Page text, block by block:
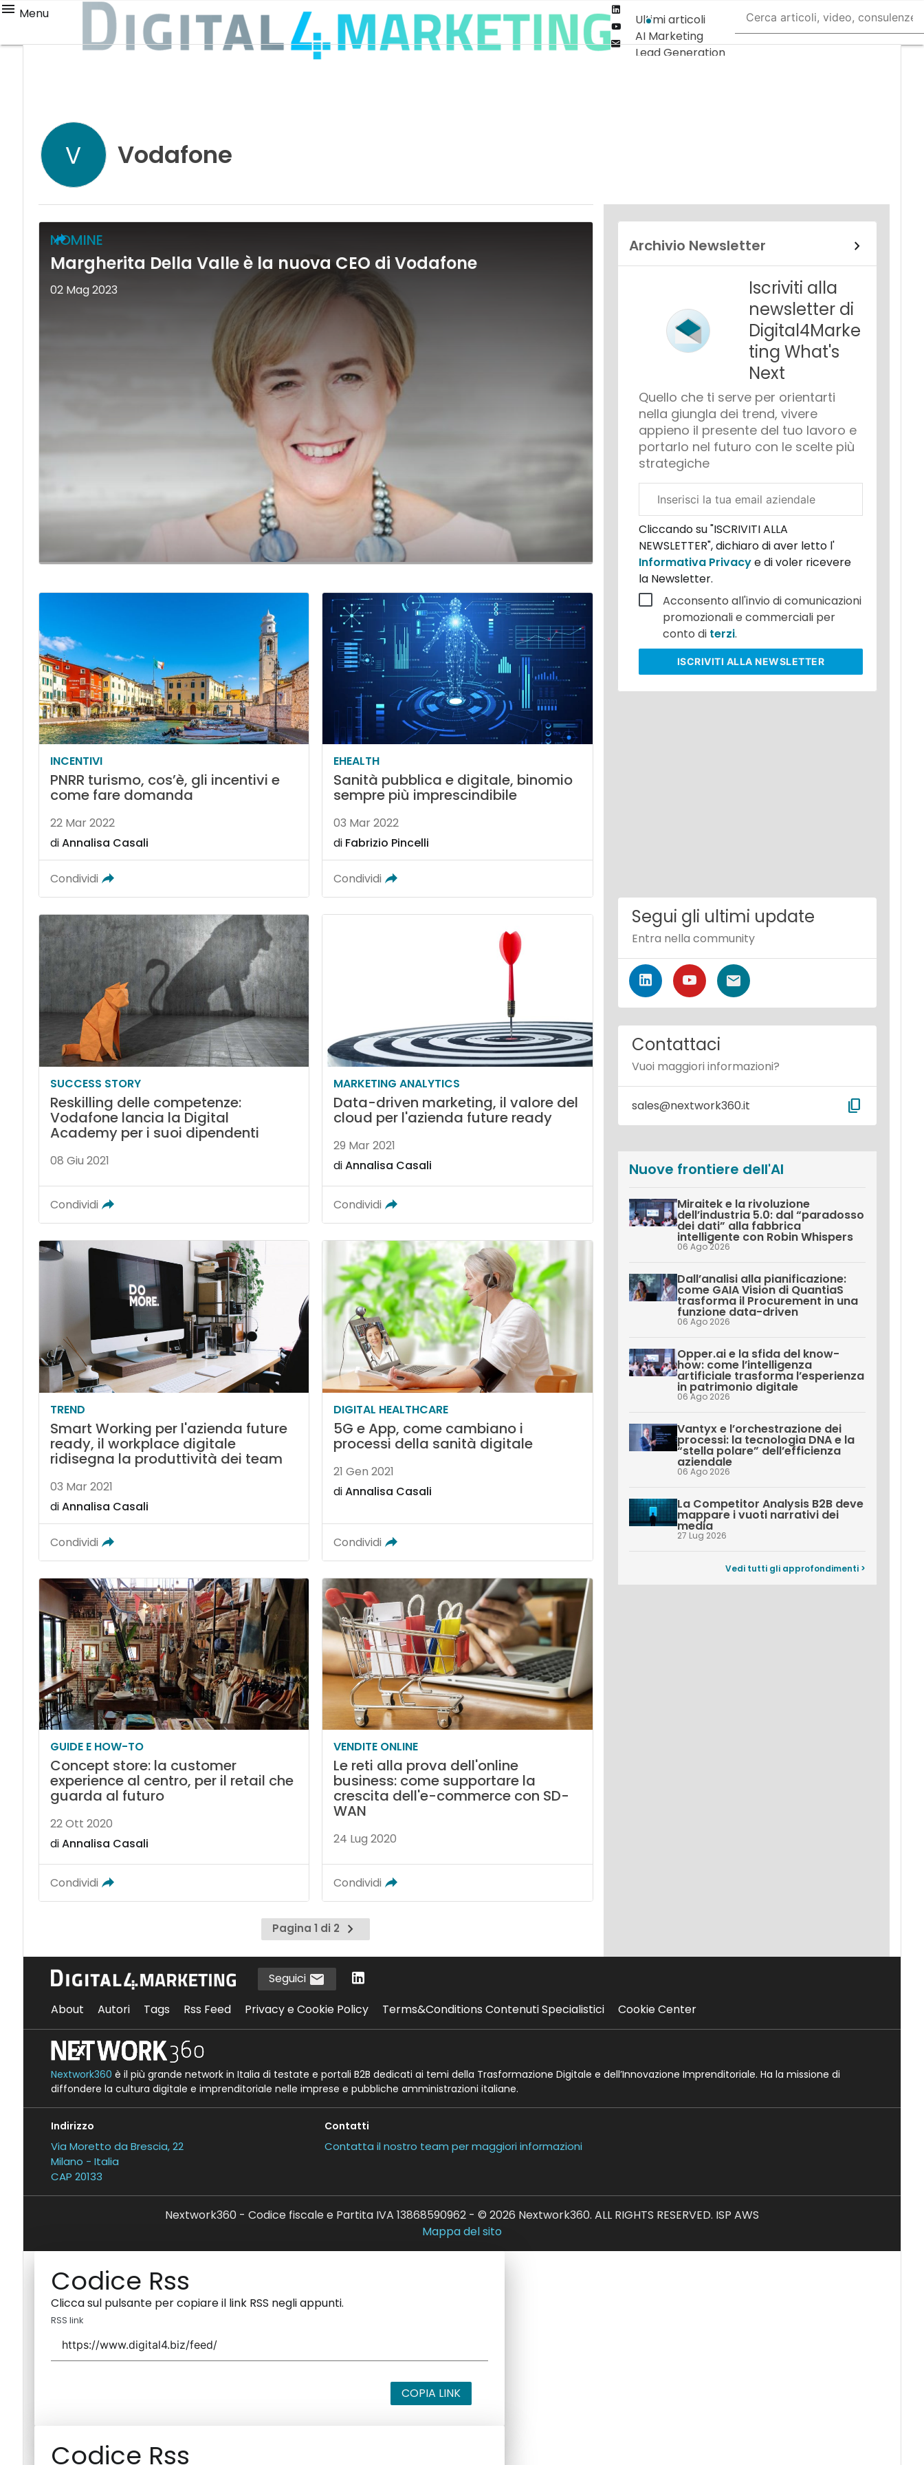
Menu
Youtube-
play
Email
Ultimi articoli
AI Marketing
Lead Generation
V Vodafone
NOMINE
Margherita Della Valle è la nuova CEO di Vodafone
02 Mag 2023
INCENTIVI
PNRR turismo, cos’è, gli incentivi e
come fare domanda
22 Mar 2022
diAnnalisa Casali
Condividi
EHEALTH
Sanità pubblica e digitale, binomio
sempre più imprescindibile
03 Mar 2022
di Fabrizio Pincelli
Condividi
SUCCESS STORY
Reskilling delle competenze:
Vodafone lancia la Digital
Academy per i suoi dipendenti
08 Giu 2021
Condividi
MARKETING ANALYTICS
Data-driven marketing, il valore del
cloud per l'azienda future ready
29 Mar 2021
diAnnalisa Casali
Condividi
TREND
Smart Working per l'azienda future
ready, il workplace digitale
ridisegna la produttività dei team
03 Mar 2021
diAnnalisa Casali
Condividi
DIGITAL HEALTHCARE
5G e App, come cambiano i
processi della sanità digitale
21 Gen 2021
diAnnalisa Casali
Condividi
GUIDE E HOW-TO
Concept store: la customer
experience al centro, per il retail che
guarda al futuro
22 Ott 2020
diAnnalisa Casali
Condividi
VENDITE ONLINE
Le reti alla prova dell'online
business: come supportare la
crescita dell'e-commerce con SD-
WAN
24 Lug 2020
Condividi
Pagina 1 di 2
Pagina
successiva
Archivio Newsletter
Iscriviti alla
newsletter di
Digital4Marke
ting What's
Next
Quello che ti serve per orientarti
nella giungla dei trend, vivere
appieno il presente del tuo lavoro e
portarlo nel futuro con le scelte più
strategiche
aziendale
Cliccando su "ISCRIVITI ALLA
NEWSLETTER", dichiaro di aver letto l'
Informativa Privacye di voler ricevere
la Newsletter.
Acconsento all'invio di comunicazioni
promozionali e commerciali per
conto di terzi.
ISCRIVITI ALLA NEWSLETTER
Segui gli ultimi update
Entra nella community
Contattaci
Vuoi maggiori informazioni?
sales@nextwork360.it content_copy
Nuove frontiere dell'AI
Miraitek e la rivoluzione
dell’industria 5.0: dal “paradosso
dei dati” alla fabbrica
intelligente con Robin Whispers
06 Ago 2026
Dall’analisi alla pianificazione:
come GAIA Vision di QuantiaS
trasforma il Procurement in una
funzione data-driven
06 Ago 2026
Opper.ai e la sfida del know-
how: come l’intelligenza
artificiale trasforma l’esperienza
in patrimonio digitale
06 Ago 2026
Vantyx e l’orchestrazione dei
processi: la tecnologia DNA e la
“stella polare” dell’efficienza
aziendale
06 Ago 2026
La Competitor Analysis B2B deve
mappare i vuoti narrativi dei
media
27 Lug 2026
Vedi tutti gli approfondimenti >
Seguici
About
Autori Tags Rss Feed Privacy e Cookie Policy Terms&Conditions Contenuti Specialistici Cookie Center
Nextwork360 è il più grande network in Italia di testate e portali B2B dedicati ai temi della Trasformazione Digitale e dell’Innovazione Imprenditoriale. Ha la missione di
diffondere la cultura digitale e imprenditoriale nelle imprese e pubbliche amministrazioni italiane.
Indirizzo
Via Moretto da Brescia, 22
Milano - Italia
CAP 20133
Contatti
Contatta il nostro team per maggiori informazioni
Nextwork360 - Codice fiscale e Partita IVA 13868590962 - © 2026 Nextwork360. ALL RIGHTS RESERVED. ISP AWS
Mappa del sito
Codice Rss
Clicca sul pulsante per copiare il link RSS negli appunti.
RSS link
COPIA LINK
Codice Rss